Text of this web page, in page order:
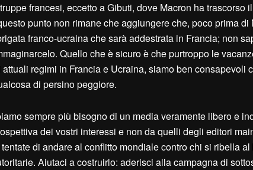
francesi, eccetto a Gibuti, dove Macron ha trascorso
punto non rimane che aggiungere che, poco prima
franco-ucraina che sarà addestrata in Francia; non
Quello che è sicuro è che purtroppo le
regimi in Francia e Ucraina, siamo ben consapevoli
di persino peggiore.
sempre più bisogno di un media veramente libero e
dei vostri interessi e non da quelli degli editori
di andare al conflitto mondiale contro chi si ribella
Aiutaci a costruirlo: aderisci alla campagna di